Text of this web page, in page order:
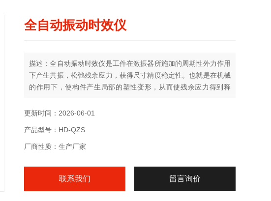
全自动振动时效仪
描述：全自动振动时效仪是工件在激振器所施加的周期性外力作用
下产生共振，松弛残余应力，获得尺寸精度稳定性。也就是在机械
的作用下，使构件产生局部的塑性变形，从而使残余应力得到释
力降低（主要是降低残余应力峰值）和重新分布作为主要目的。
更新时间：2026-06-01
产品型号：HD-QZS
厂商性质：生产厂家
联系我们 留言询价